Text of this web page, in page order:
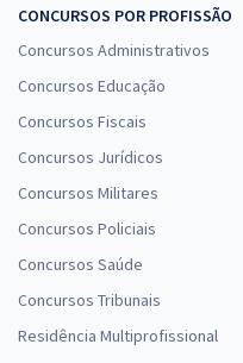
CONCURSOS POR PROFISSÃO
Concursos Administrativos
Concursos Educação
Concursos Fiscais
Concursos Jurídicos
Concursos Militares
Concursos Policiais
Concursos Saúde
Concursos Tribunais
Residência Multiprofissional